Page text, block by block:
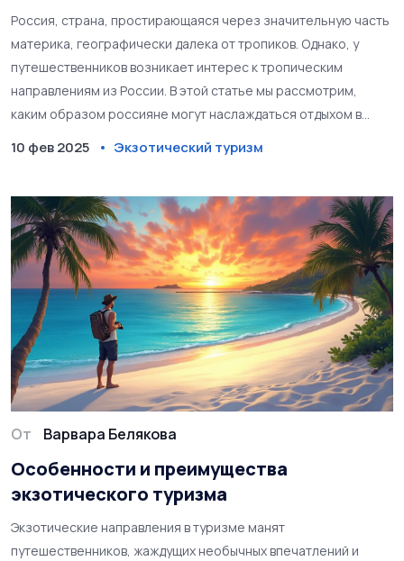
Россия, страна, простирающаяся через значительную часть
материка, географически далека от тропиков. Однако, у
путешественников возникает интерес к тропическим
направлениям из России. В этой статье мы рассмотрим,
каким образом россияне могут наслаждаться отдыхом в
следует отправиться. Узнайте, какие направления и советы
сложностей.
10 фев 2025 Экзотический туризм
От Варвара Белякова
Особенности и преимущества
экзотического туризма
Экзотические направления в туризме манят
путешественников, жаждущих необычных впечатлений и